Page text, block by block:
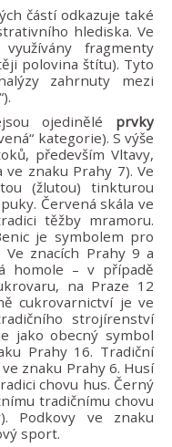
částí odkazuje také
hlediska. Ve
fragmenty
polovina štítu). Tyto
zahrnuty mezi
ojedinělé prvky
kategorie). S výše
především Vltavy,
znaku Prahy 7). Ve
(žlutou) tinkturou
Červená skála ve
těžby mramoru.
je symbolem pro
znacích Prahy 9 a
homole – v případě
na Praze 12
cukrovarnictví je ve
strojírenství
jako obecný symbol
Prahy 16. Tradiční
znaku Prahy 6. Husí
chovu hus. Černý
tradičnímu chovu
Podkovy ve znaku
sport.